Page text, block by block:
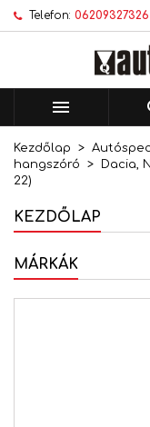
Telefon: 06209327326

Kezdőlap
hangszóró
Dacia,
22)
KEZDŐLAP
MÁRKÁK
Új lista
Kívánságlista
történő